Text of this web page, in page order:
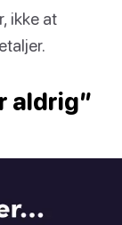
ikke at
aldrig”